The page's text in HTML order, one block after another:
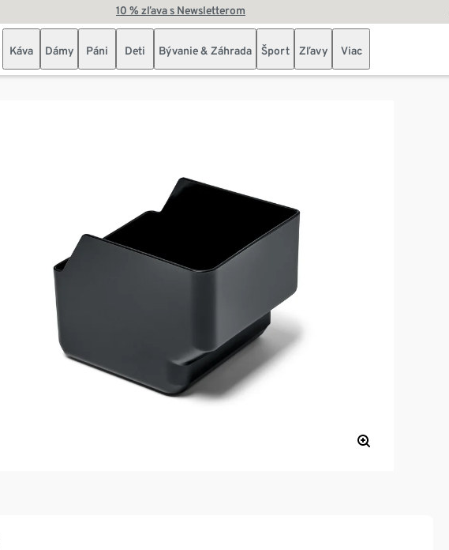
10 % zľava s Newsletterom
Káva Dámy Páni Deti Bývanie & Záhrada Šport Zľavy Viac